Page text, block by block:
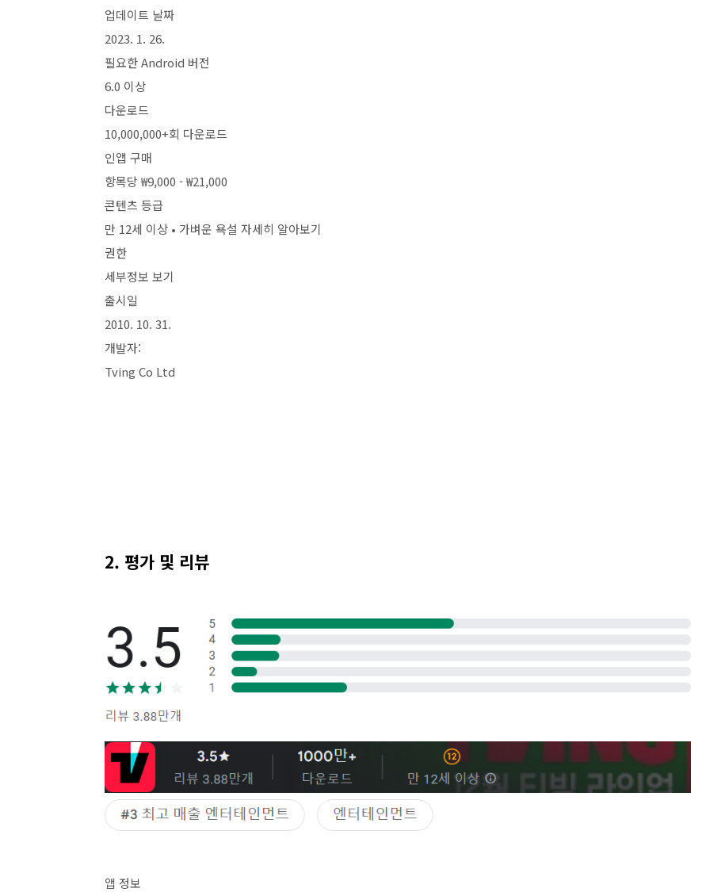
업데이트 날짜
2023. 1. 26.
필요한 Android 버전
6.0 이상
다운로드
10,000,000+회 다운로드
인앱 구매
항목당 ₩9,000 - ₩21,000
콘텐츠 등급
만 12세 이상 • 가벼운 욕설 자세히 알아보기
권한
세부정보 보기
출시일
2010. 10. 31.
개발자:
Tving Co Ltd
2. 평가 및 리뷰
앱 정보